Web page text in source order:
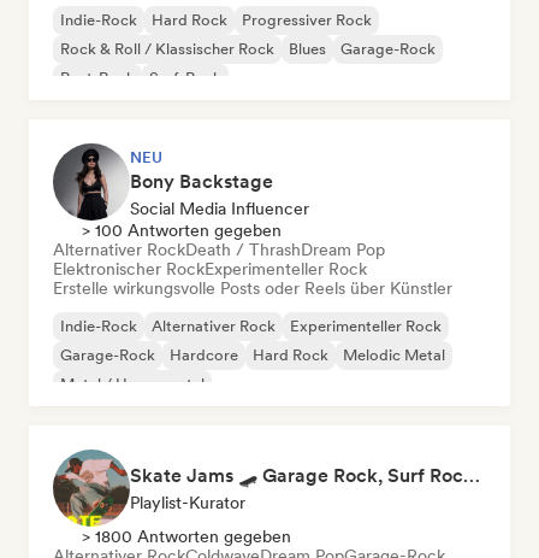
Indie-Rock Hard Rock
Progressiver Rock
Rock & Roll / Klassischer Rock
Blues
Garage-Rock
Post-Rock
Surf-Rock
NEU
Bony Backstage
Social Media Influencer
> 100 Antworten gegeben
Alternativer RockDeath / ThrashDream Pop
Elektronischer RockExperimenteller Rock
Erstelle wirkungsvolle Posts oder Reels über Künstler
Indie-Rock Alternativer Rock
Experimenteller Rock
Garage-Rock
Hardcore Hard Rock
Melodic Metal
Metal / Heavy metal
Skate Jams 🛹 Garage Rock, Surf Rock & Neo-Psych
Playlist-Kurator
> 1800 Antworten gegeben